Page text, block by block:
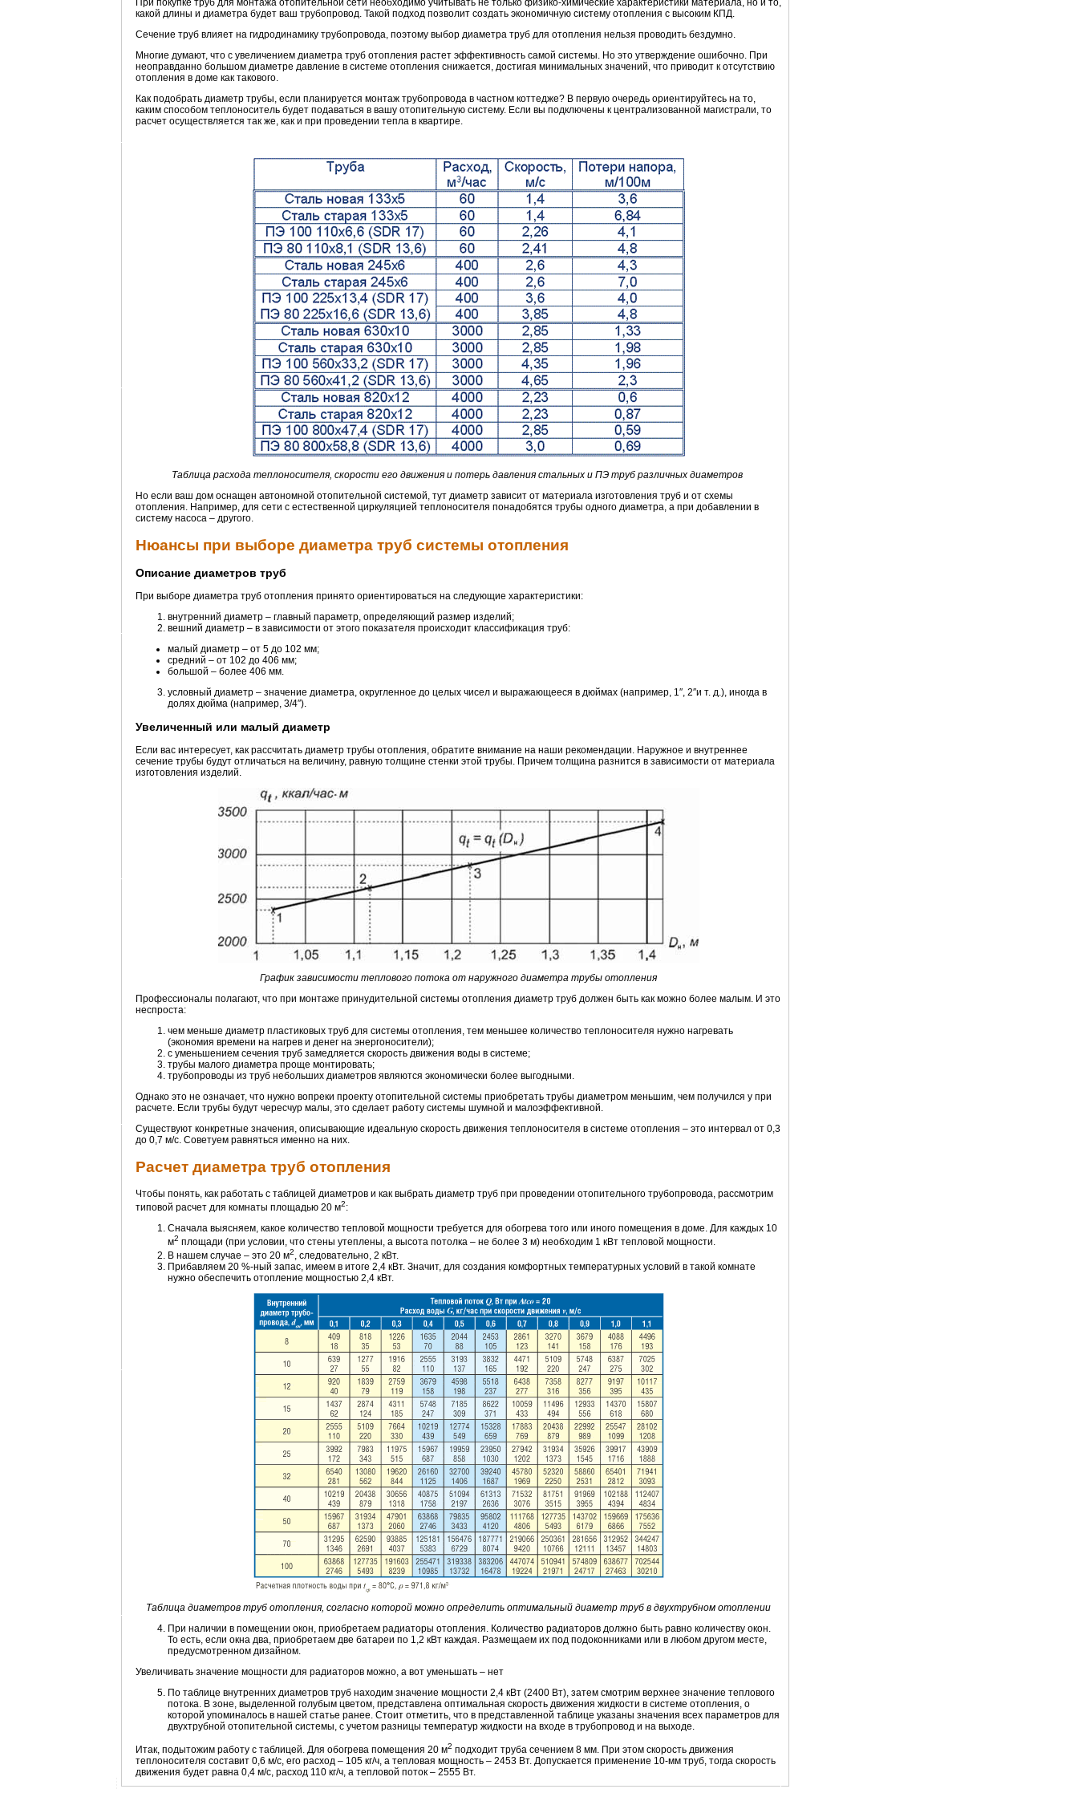
При покупке труб для монтажа отопительной сети необходимо учитывать не только физико-химические характеристики материала, но и то,
какой длины и диаметра будет ваш трубопровод. Такой подход позволит создать экономичную систему отопления с высоким КПД.
Сечение труб влияет на гидродинамику трубопровода, поэтому выбор диаметра труб для отопления нельзя проводить бездумно.
Многие думают, что с увеличением диаметра труб отопления растет эффективность самой системы. Но это утверждение ошибочно. При
неоправданно большом диаметре давление в системе отопления снижается, достигая минимальных значений, что приводит к отсутствию
отопления в доме как такового.
Как подобрать диаметр трубы, если планируется монтаж трубопровода в частном коттедже? В первую очередь ориентируйтесь на то,
каким способом теплоноситель будет подаваться в вашу отопительную систему. Если вы подключены к централизованной магистрали, то
расчет осуществляется так же, как и при проведении тепла в квартире.
Таблица расхода теплоносителя, скорости его движения и потерь давления стальных и ПЭ труб различных диаметров
Но если ваш дом оснащен автономной отопительной системой, тут диаметр зависит от материала изготовления труб и от схемы
отопления. Например, для сети с естественной циркуляцией теплоносителя понадобятся трубы одного диаметра, а при добавлении в
систему насоса – другого.
Нюансы при выборе диаметра труб системы отопления
Описание диаметров труб
При выборе диаметра труб отопления принято ориентироваться на следующие характеристики:
внутренний диаметр – главный параметр, определяющий размер изделий;
вешний диаметр – в зависимости от этого показателя происходит классификация труб:
малый диаметр – от 5 до 102 мм;
средний – от 102 до 406 мм;
большой – более 406 мм.
условный диаметр – значение диаметра, округленное до целых чисел и выражающееся в дюймах (например, 1″, 2″и т. д.), иногда в
долях дюйма (например, 3/4″).
Увеличенный или малый диаметр
Если вас интересует, как рассчитать диаметр трубы отопления, обратите внимание на наши рекомендации. Наружное и внутреннее
сечение трубы будут отличаться на величину, равную толщине стенки этой трубы. Причем толщина разнится в зависимости от материала
изготовления изделий.
График зависимости теплового потока от наружного диаметра трубы отопления
Профессионалы полагают, что при монтаже принудительной системы отопления диаметр труб должен быть как можно более малым. И это
неспроста:
чем меньше диаметр пластиковых труб для системы отопления, тем меньшее количество теплоносителя нужно нагревать
(экономия времени на нагрев и денег на энергоносители);
с уменьшением сечения труб замедляется скорость движения воды в системе;
трубы малого диаметра проще монтировать;
трубопроводы из труб небольших диаметров являются экономически более выгодными.
Однако это не означает, что нужно вопреки проекту отопительной системы приобретать трубы диаметром меньшим, чем получился у при
расчете. Если трубы будут чересчур малы, это сделает работу системы шумной и малоэффективной.
Существуют конкретные значения, описывающие идеальную скорость движения теплоносителя в системе отопления – это интервал от 0,3
до 0,7 м/с. Советуем равняться именно на них.
Расчет диаметра труб отопления
Чтобы понять, как работать с таблицей диаметров и как выбрать диаметр труб при проведении отопительного трубопровода, рассмотрим
типовой расчет для комнаты площадью 20 м2:
Сначала выясняем, какое количество тепловой мощности требуется для обогрева того или иного помещения в доме. Для каждых 10
м2 площади (при условии, что стены утеплены, а высота потолка – не более 3 м) необходим 1 кВт тепловой мощности.
В нашем случае – это 20 м2, следовательно, 2 кВт.
Прибавляем 20 %-ный запас, имеем в итоге 2,4 кВт. Значит, для создания комфортных температурных условий в такой комнате
нужно обеспечить отопление мощностью 2,4 кВт.
Таблица диаметров труб отопления, согласно которой можно определить оптимальный диаметр труб в двухтрубном отоплении
При наличии в помещении окон, приобретаем радиаторы отопления. Количество радиаторов должно быть равно количеству окон.
То есть, если окна два, приобретаем две батареи по 1,2 кВт каждая. Размещаем их под подоконниками или в любом другом месте,
предусмотренном дизайном.
Увеличивать значение мощности для радиаторов можно, а вот уменьшать – нет
По таблице внутренних диаметров труб находим значение мощности 2,4 кВт (2400 Вт), затем смотрим верхнее значение теплового
потока. В зоне, выделенной голубым цветом, представлена оптимальная скорость движения жидкости в системе отопления, о
которой упоминалось в нашей статье ранее. Стоит отметить, что в представленной таблице указаны значения всех параметров для
двухтрубной отопительной системы, с учетом разницы температур жидкости на входе в трубопровод и на выходе.
Итак, подытожим работу с таблицей. Для обогрева помещения 20 м2 подходит труба сечением 8 мм. При этом скорость движения
теплоносителя составит 0,6 м/с, его расход – 105 кг/ч, а тепловая мощность – 2453 Вт. Допускается применение 10-мм труб, тогда скорость
движения будет равна 0,4 м/с, расход 110 кг/ч, а тепловой поток – 2555 Вт.